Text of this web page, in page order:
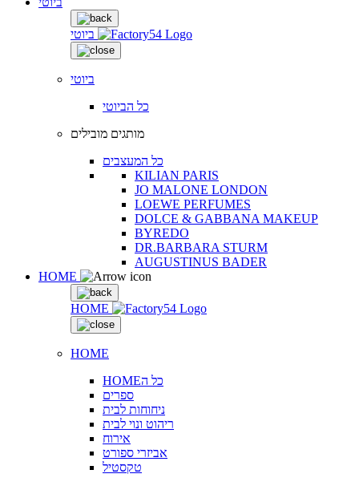
ביוטי
ביוטי
כל הביוטי
מותגים מובילים
כל המעצבים
KILIAN PARIS
JO MALONE LONDON
LOEWE PERFUMES
DOLCE & GABBANA MAKEUP
BYREDO
DR.BARBARA STURM
AUGUSTINUS BADER
HOME
HOME
HOME
HOMEכל ה
ספרים
ניחוחות לבית
ריהוט ונוי לבית
אירוח
אביזרי ספורט
טקסטיל